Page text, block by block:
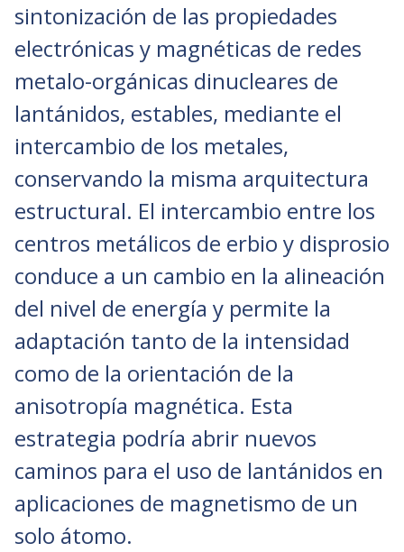
sintonización de las propiedades
electrónicas y magnéticas de redes
metalo-orgánicas dinucleares de
lantánidos, estables, mediante el
intercambio de los metales,
conservando la misma arquitectura
estructural. El intercambio entre los
centros metálicos de erbio y disprosio
conduce a un cambio en la alineación
del nivel de energía y permite la
adaptación tanto de la intensidad
como de la orientación de la
anisotropía magnética. Esta
estrategia podría abrir nuevos
caminos para el uso de lantánidos en
aplicaciones de magnetismo de un
solo átomo.